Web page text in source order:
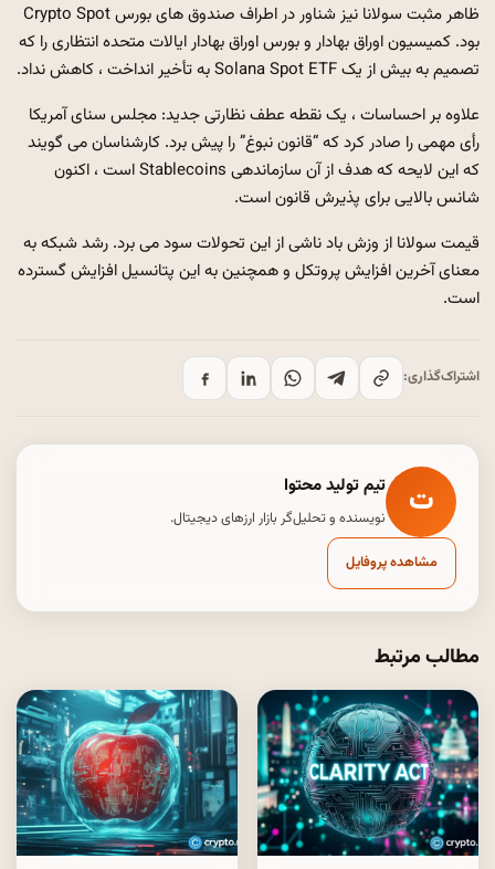
ظاهر مثبت سولانا نیز شناور در اطراف صندوق های بورس Crypto Spot
بود. کمیسیون اوراق بهادار و بورس اوراق بهادار ایالات متحده انتظاری را که
تصمیم به بیش از یک Solana Spot ETF به تأخیر انداخت ، کاهش نداد.
علاوه بر احساسات ، یک نقطه عطف نظارتی جدید: مجلس سنای آمریکا
رأی مهمی را صادر کرد که “قانون نبوغ” را پیش برد. کارشناسان می گویند
که این لایحه که هدف از آن سازماندهی Stablecoins است ، اکنون
شانس بالایی برای پذیرش قانون است.
قیمت سولانا از وزش باد ناشی از این تحولات سود می برد. رشد شبکه به
معنای آخرین افزایش پروتکل و همچنین به این پتانسیل افزایش گسترده
است.
اشتراک‌گذاری:
ت تیم تولید محتوا
نویسنده و تحلیل‌گر بازار ارزهای دیجیتال.
مشاهده پروفایل
مطالب مرتبط